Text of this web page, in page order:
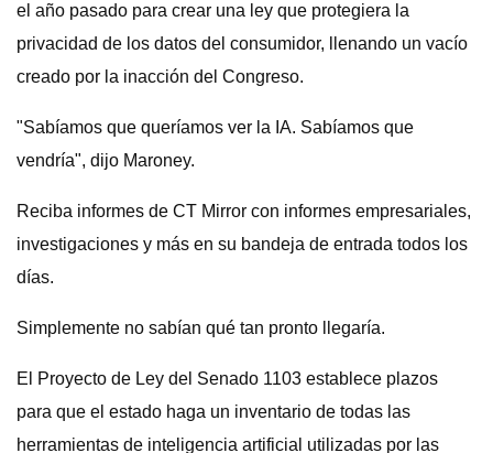
el año pasado para crear una ley que protegiera la
privacidad de los datos del consumidor, llenando un vacío
creado por la inacción del Congreso.
"Sabíamos que queríamos ver la IA. Sabíamos que
vendría", dijo Maroney.
Reciba informes de CT Mirror con informes empresariales,
investigaciones y más en su bandeja de entrada todos los
días.
Simplemente no sabían qué tan pronto llegaría.
El Proyecto de Ley del Senado 1103 establece plazos
para que el estado haga un inventario de todas las
herramientas de inteligencia artificial utilizadas por las